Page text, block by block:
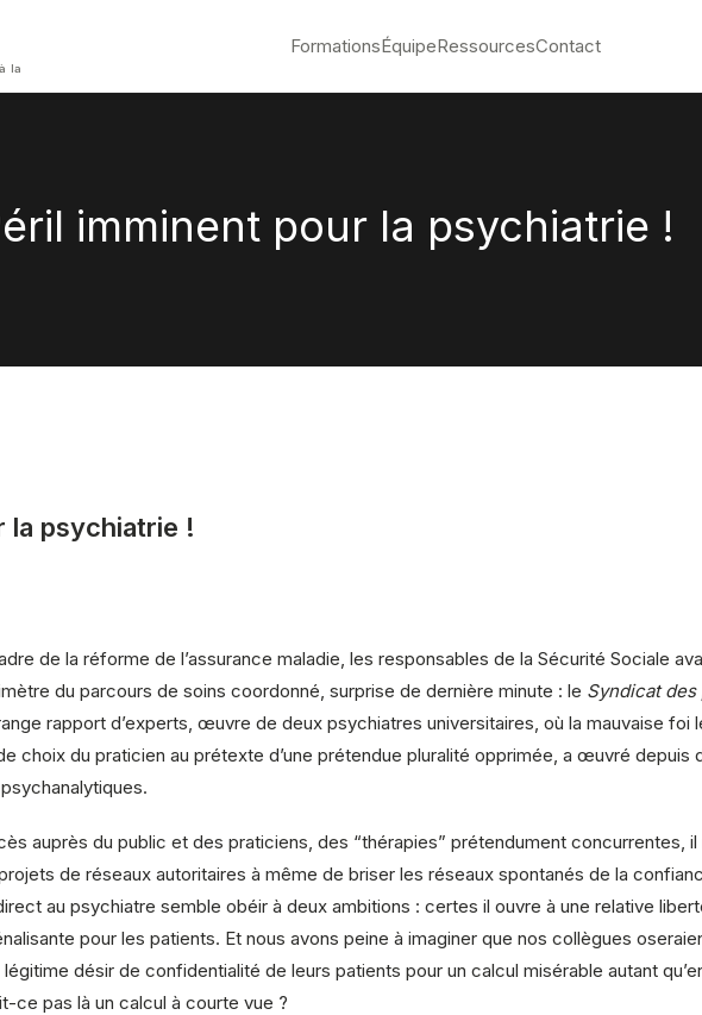
la
FormationsÉquipeRessourcesContact
imminent pour la psychiatrie !
la psychiatrie !
de la réforme de l’assurance maladie, les responsables de la Sécurité Sociale
du parcours de soins coordonné, surprise de dernière minute : le Syndicat
rapport d’experts, œuvre de deux psychiatres universitaires, où la mauvaise foi
choix du praticien au prétexte d’une prétendue pluralité opprimée, a œuvré depuis
auprès du public et des praticiens, des “thérapies” prétendument concurrentes,
de réseaux autoritaires à même de briser les réseaux spontanés de la
au psychiatre semble obéir à deux ambitions : certes il ouvre à une relative
pour les patients. Et nous avons peine à imaginer que nos collègues
désir de confidentialité de leurs patients pour un calcul misérable autant
ce pas là un calcul à courte vue ?